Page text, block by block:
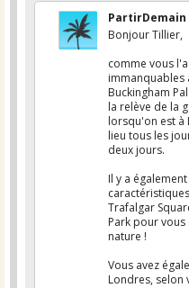
PartirDemain
Bonjour Tillier,
comme vous
immanquables
Buckingham
la relève de la
lorsqu'on est à
lieu tous les
deux jours.
Il y a
Trafalgar
Park pour
nature !
Vous avez
Londres, selon